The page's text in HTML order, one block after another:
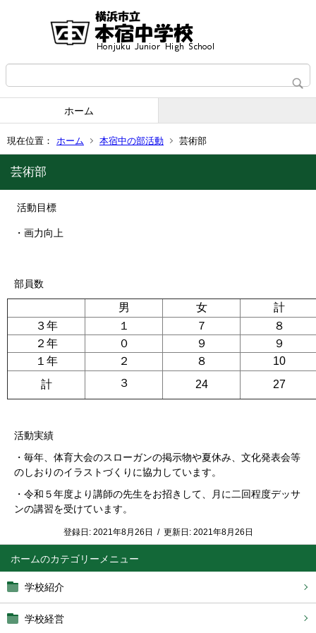
ホーム
現在位置： ホーム 本宿中の部活動 芸術部
ホーム
学校紹介
学校経営
芸術部
活動目標
・画力向上
部員数
男 女
計
３年
１ ７
８
２年
０ ９
９
１年
２ ８
10
計
３ 24 27
活動実績
・毎年、体育大会のスローガンの掲示物や夏休み、文化発表会等
のしおりのイラストづくりに協力しています。
・令和５年度より講師の先生をお招きして、月に二回程度デッサ
ンの講習を受けています。
登録日: 2021年8月26日 / 更新日: 2021年8月26日